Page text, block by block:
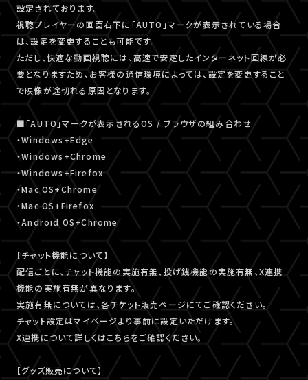
設定されております。
視聴プレイヤーの画面右下に「AUTO」マークが表示されている場合
は、設定を変更することも可能です。
ただし、快適な動画視聴には、高速で安定したインターネット回線が必
要となりますため、お客様の通信環境によっては、設定を変更すること
で映像が途切れる原因となります。
■「AUTO」マークが表示されるOS / ブラウザの組み合わせ
・Windows+Edge
・Windows+Chrome
・Windows+Firefox
・Mac OS+Chrome
・Mac OS+Firefox
・Android OS+Chrome
【チャット機能について】
配信ごとに、チャット機能の実施有無、投げ銭機能の実施有無、X連携
機能の実施有無が異なります。
実施有無については、各チケット販売ページにてご確認ください。
チャット設定はマイページより事前に設定いただけます。
X連携について詳しくはこちらをご確認ください。
【グッズ販売について】